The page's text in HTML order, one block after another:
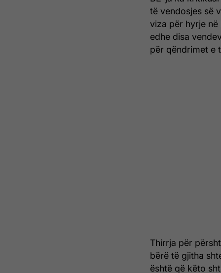
të vendosjes së
viza për hyrje në
edhe disa
për qëndrimet e
Thirrja për
bërë të gjitha
është që këto